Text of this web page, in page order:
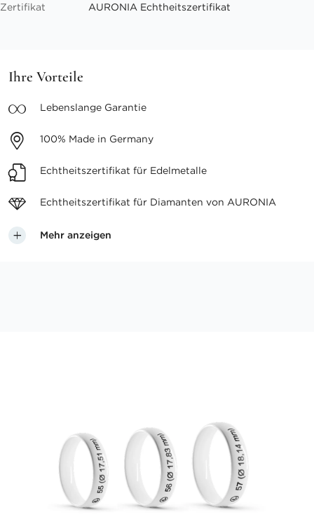
Zertifikat
AURONIA Echtheitszertifikat
Ihre Vorteile
Lebenslange Garantie
100% Made in Germany
Echtheitszertifikat für Edelmetalle
Echtheitszertifikat für Diamanten von AURONIA
Mehr anzeigen